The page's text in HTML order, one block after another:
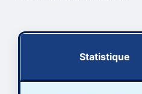
Statistique